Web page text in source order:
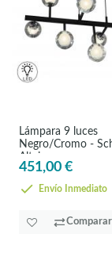
Lámpara 9 luces
Negro/Cromo -
Altais
451,00 €
Envío Inmediato
Comparar